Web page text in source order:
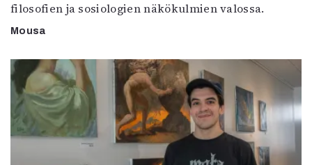
filosofien ja sosiologien näkökulmien valossa.
Mousa